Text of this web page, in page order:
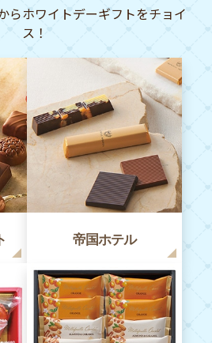
らホワイトデーギフトをチョイ
ス！
帝国ホテル